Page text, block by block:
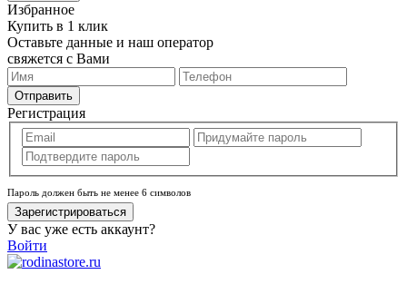
Избранное
Купить в 1 клик
Оставьте данные и наш оператор
свяжется с Вами
Отправить
Регистрация
Пароль должен быть не менее 6 символов
Зарегистрироваться
У вас уже есть аккаунт?
Войти